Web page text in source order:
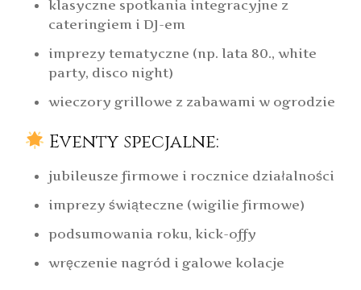
klasyczne spotkania integracyjne z
cateringiem i DJ-em
imprezy tematyczne (np. lata 80., white
party, disco night)
wieczory grillowe z zabawami w ogrodzie
Eventy specjalne:
jubileusze firmowe i rocznice działalności
imprezy świąteczne (wigilie firmowe)
podsumowania roku, kick-offy
wręczenie nagród i galowe kolacje